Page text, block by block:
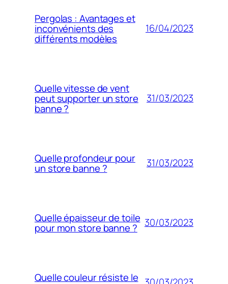
Pergolas : Avantages et
inconvénients des
différents modèles
16/04/2023
Quelle vitesse de vent
peut supporter un store
banne ?
31/03/2023
Quelle profondeur pour
un store banne ? 31/03/2023
Quelle épaisseur de toile
pour mon store banne ? 30/03/2023
Quelle couleur résiste le